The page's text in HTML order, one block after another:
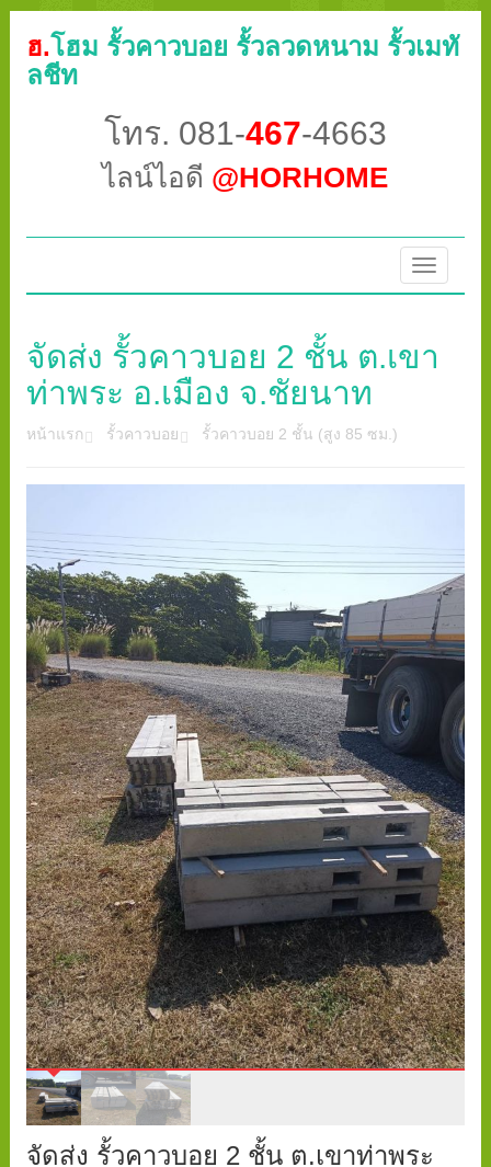
ฮ.โฮม รั้วคาวบอย รั้วลวดหนาม รั้วเมทั
ลชีท
โทร. 081-467-4663
ไลน์ไอดี @HORHOME
Toggle
จัดส่ง รั้วคาวบอย 2 ชั้น ต.เขา
ท่าพระ อ.เมือง จ.ชัยนาท
หน้าแรก รั้วคาวบอย รั้วคาวบอย 2 ชั้น (สูง 85 ซม.)
จัดส่ง รั้วคาวบอย 2 ชั้น ต.เขาท่าพระ